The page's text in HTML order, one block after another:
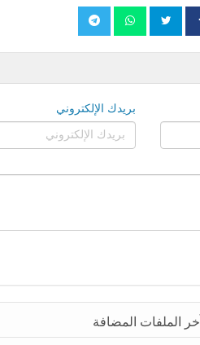
بريدك الإلكتروني
آخر الملفات المضافة